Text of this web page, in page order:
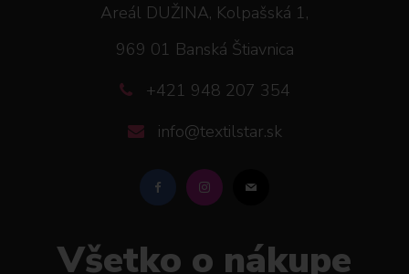
Areál DUŽINA, Kolpašská 1,
969 01 Banská Štiavnica
+421 948 207 354
info@textilstar.sk
Všetko o nákupe